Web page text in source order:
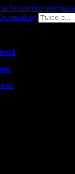
безплатно
.
.
.